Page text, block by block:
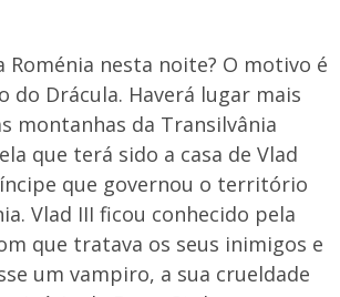
Roménia nesta noite? O motivo é
do Drácula. Haverá lugar mais
montanhas da Transilvânia
que terá sido a casa de Vlad
que governou o território
Vlad III ficou conhecido pela
que tratava os seus inimigos e
um vampiro, a sua crueldade